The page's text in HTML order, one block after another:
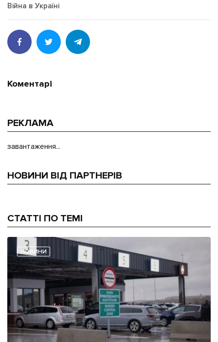
Війна в Україні
Коментарі
РЕКЛАМА
завантаження...
НОВИНИ ВІД ПАРТНЕРІВ
СТАТТІ ПО ТЕМІ
НОВИНИ